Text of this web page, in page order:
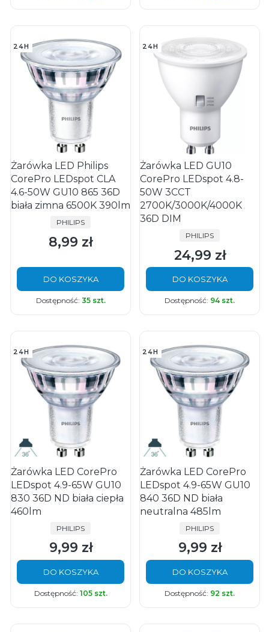
24H
Żarówka LED Philips
CorePro LEDspot CLA
4.6-50W GU10 865 36D
biała zimna 6500K 390lm
PRODUCENT
PHILIPS
Cena
8,99 zł
DO KOSZYKA
Dostępność: 35 szt.
24H
Żarówka LED GU10
CorePro LEDspot 4.8-
50W 3CCT
2700K/3000K/4000K
36D DIM
PRODUCENT
PHILIPS
Cena
24,99 zł
DO KOSZYKA
Dostępność: 94 szt.
24H
Żarówka LED CorePro
LEDspot 4.9-65W GU10
830 36D ND biała ciepła
460lm
PRODUCENT
PHILIPS
Cena
9,99 zł
DO KOSZYKA
Dostępność: 105 szt.
24H
Żarówka LED CorePro
LEDspot 4.9-65W GU10
840 36D ND biała
neutralna 485lm
PRODUCENT
PHILIPS
Cena
9,99 zł
DO KOSZYKA
Dostępność: 92 szt.